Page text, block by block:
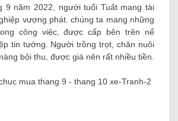
9 năm 2022, người tuổi Tuất mang tài
vượng phát. chúng ta mang những
công việc, được cấp bên trên nể
tin tưởng. Người trồng trọt, chăn nuôi
bội thu, được giá nên rất nhiều tiền.